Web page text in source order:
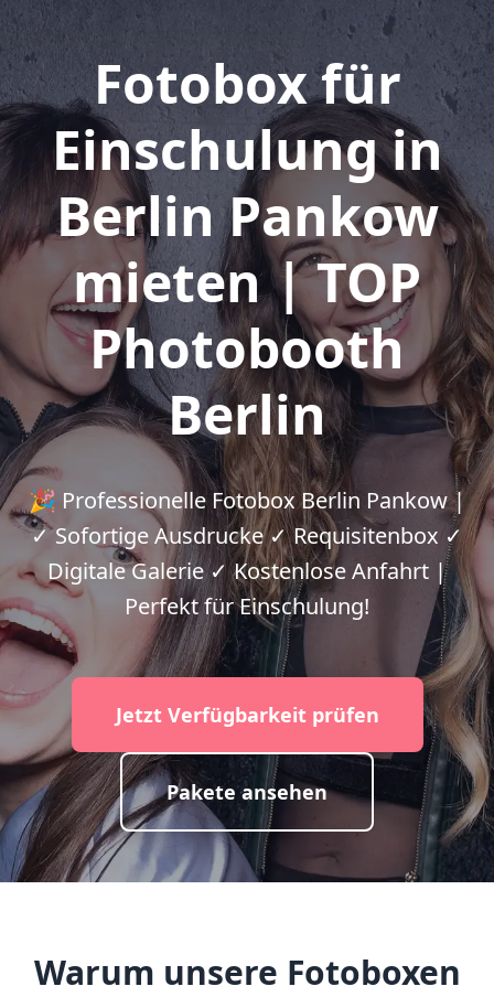
Fotobox für
Einschulung in
Berlin Pankow
mieten | TOP
Photobooth
Berlin
🎉 Professionelle Fotobox Berlin Pankow |
✓ Sofortige Ausdrucke ✓ Requisitenbox ✓
Digitale Galerie ✓ Kostenlose Anfahrt |
Perfekt für Einschulung!
Jetzt Verfügbarkeit prüfen
Pakete ansehen
Warum unsere Fotoboxen